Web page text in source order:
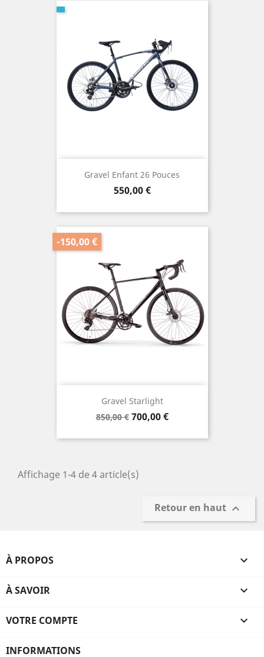
Gravel Enfant 26 Pouces
Prix
550,00 €
Gravel Starlight
Prix
base
850,00 €
-150,00 €
Prix
700,00 €
Affichage 1-4 de 4 article(s)
Retour en haut 
À PROPOS 
À SAVOIR 
VOTRE COMPTE 
INFORMATIONS